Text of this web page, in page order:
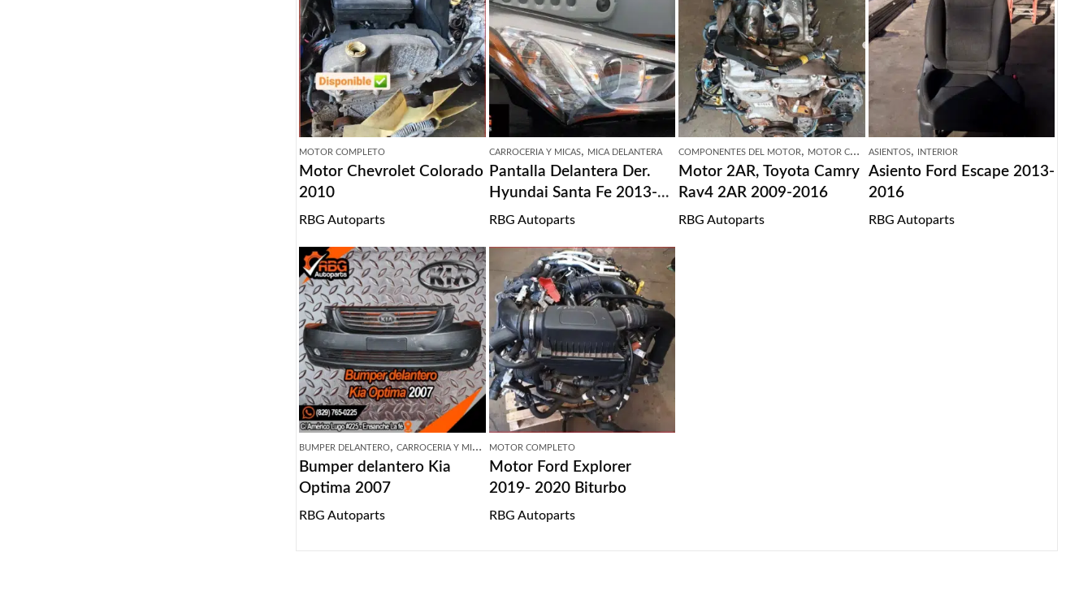
MOTOR COMPLETO
Motor Chevrolet Colorado
2010
RBG Autoparts
CARROCERIA Y MICAS, MICA DELANTERA
Pantalla Delantera Der.
Hyundai Santa Fe 2013-
2016
RBG Autoparts
COMPONENTES DEL MOTOR, MOTOR COMPLETO
Motor 2AR, Toyota Camry
Rav4 2AR 2009-2016
RBG Autoparts
ASIENTOS, INTERIOR
Asiento Ford Escape 2013-
2016
RBG Autoparts
BUMPER DELANTERO,CARROCERIA Y MICAS
Bumper delantero Kia
Optima 2007
RBG Autoparts
MOTOR COMPLETO
Motor Ford Explorer
2019- 2020 Biturbo
RBG Autoparts